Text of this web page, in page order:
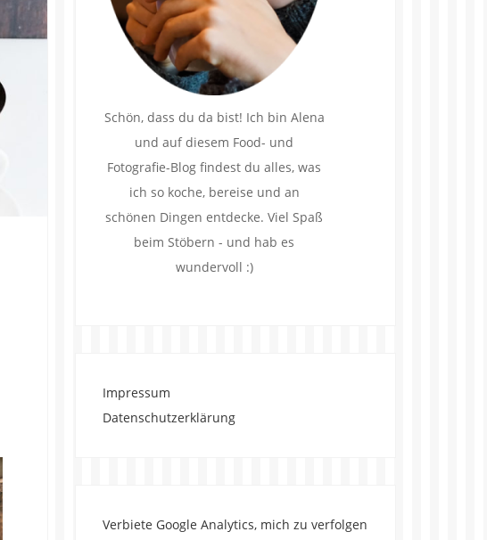
Schön, dass du da bist! Ich bin Alena
und auf diesem Food- und
Fotografie-Blog findest du alles, was
ich so koche, bereise und an
schönen Dingen entdecke. Viel Spaß
beim Stöbern - und hab es
wundervoll :)
Impressum
Datenschutzerklärung
Verbiete Google Analytics, mich zu verfolgen